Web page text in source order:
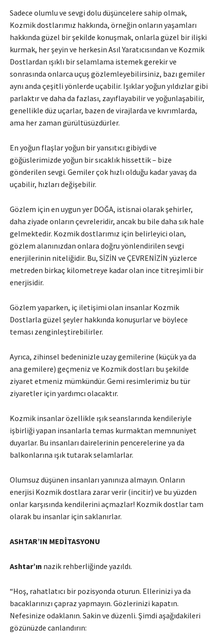
Sadece olumlu ve sevgi dolu düşüncelere sahip olmak,
Kozmik dostlarımız hakkında, örneğin onların yaşamları
hakkında güzel bir şekilde konuşmak, onlarla güzel bir ilişki
kurmak, her şeyin ve herkesin Asıl Yaratıcısından ve Kozmik
Dostlardan ışıklı bir selamlama istemek gerekir ve
sonrasında onlarca uçuş gözlemleyebilirsiniz, bazı gemiler
aynı anda çeşitli yönlerde uçabilir. Işıklar yoğun yıldızlar gibi
parlaktır ve daha da fazlası, zayıflayabilir ve yoğunlaşabilir,
genellikle düz uçarlar, bazen de virajlarda ve kıvrımlarda,
ama her zaman gürültüsüzdürler.
En yoğun flaşlar yoğun bir yansıtıcı gibiydi ve
göğüslerimizde yoğun bir sıcaklık hissettik – bize
gönderilen sevgi. Gemiler çok hızlı olduğu kadar yavaş da
uçabilir, hızları değişebilir.
Gözlem için en uygun yer DOĞA, istisnai olarak şehirler,
daha ziyade onların çevreleridir, ancak bu bile daha sık hale
gelmektedir. Kozmik dostlarımız için belirleyici olan,
gözlem alanınızdan onlara doğru yönlendirilen sevgi
enerjilerinin niteliğidir. Bu, SİZİN ve ÇEVRENİZİN yüzlerce
metreden birkaç kilometreye kadar olan ince titreşimli bir
enerjisidir.
Gözlem yaparken, iç iletişimi olan insanlar Kozmik
Dostlarla güzel şeyler hakkında konuşurlar ve böylece
teması zenginleştirebilirler.
Ayrıca, zihinsel bedeninizle uzay gemilerine (küçük ya da
ana gemilere) geçmeniz ve Kozmik dostları bu şekilde
ziyaret etmeniz mümkündür. Gemi resimlerimiz bu tür
ziyaretler için yardımcı olacaktır.
Kozmik insanlar özellikle ışık seanslarında kendileriyle
işbirliği yapan insanlarla temas kurmaktan memnuniyet
duyarlar. Bu insanları dairelerinin pencerelerine ya da
balkonlarına ışık tutarak selamlarlar.
Olumsuz düşünen insanları yanınıza almayın. Onların
enerjisi Kozmik dostlara zarar verir (incitir) ve bu yüzden
onlar karşısında kendilerini açmazlar! Kozmik dostlar tam
olarak bu insanlar için saklanırlar.
ASHTAR’IN MEDİTASYONU
Ashtar’ın nazik rehberliğinde yazıldı.
“Hoş, rahatlatıcı bir pozisyonda oturun. Ellerinizi ya da
bacaklarınızı çapraz yapmayın. Gözlerinizi kapatın.
Nefesinize odaklanın. Sakin ve düzenli. Şimdi aşağıdakileri
gözünüzde canlandırın: